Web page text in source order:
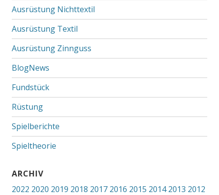
Ausrüstung Nichttextil
Ausrüstung Textil
Ausrüstung Zinnguss
BlogNews
Fundstück
Rüstung
Spielberichte
Spieltheorie
ARCHIV
2022 2020 2019 2018 2017 2016 2015 2014 2013 2012